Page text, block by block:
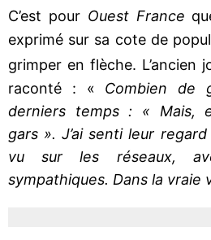
C’est pour Ouest France
exprimé sur sa cote de
grimper en flèche. L’ancien
raconté : « Combien de
derniers temps : « Mais,
gars ». J’ai senti leur
vu sur les réseaux,
sympathiques. Dans la vraie